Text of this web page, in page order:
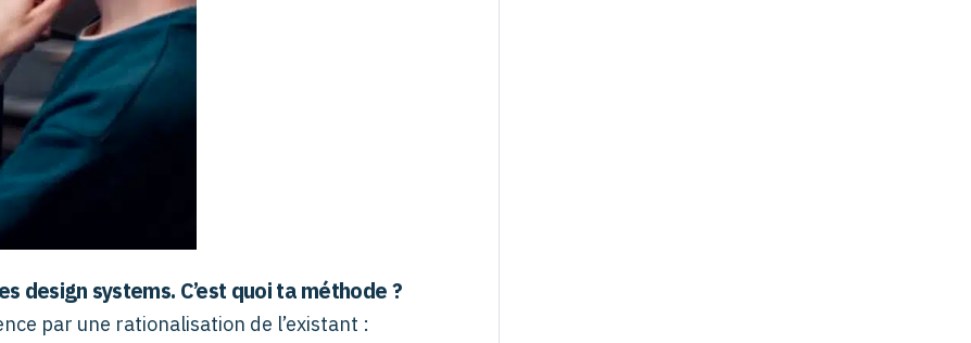
design systems. C’est quoi ta méthode ?
par une rationalisation de l’existant :